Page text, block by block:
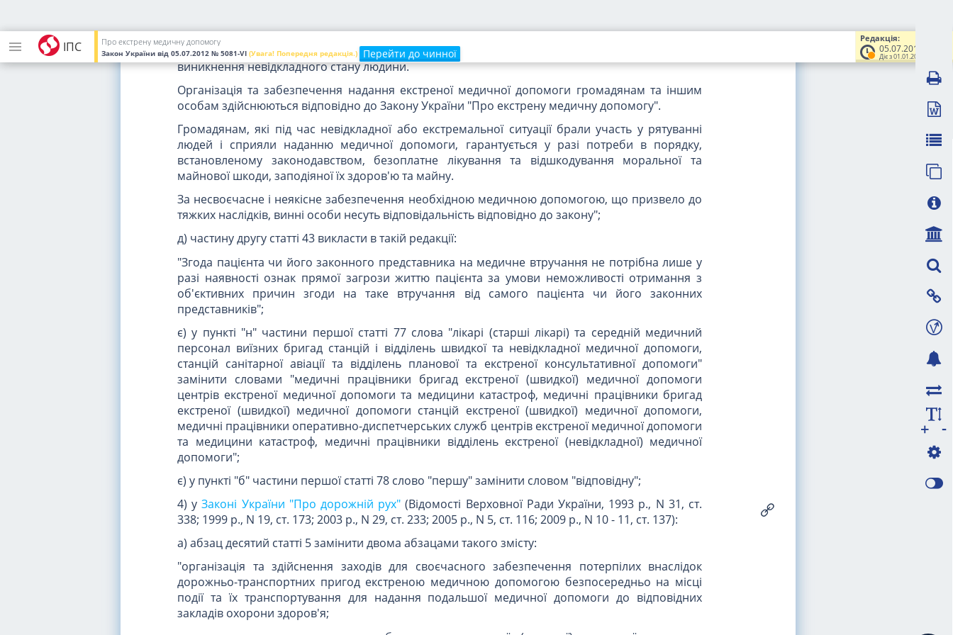
ІПС
Редакція:
05.07.2012
Діє з 01.01.2013
Про екстрену медичну допомогу
Закон України від 05.07.2012 № 5081-VI (Увага! Попередня редакція.) Перейти до чинної
ґ) текст статті 37 викласти в такій редакції:
"Медичні працівники зобов'язані невідкладно надавати необхідну медичну допомогу у разі
виникнення невідкладного стану людини.
Організація та забезпечення надання екстреної медичної допомоги громадянам та іншим
особам здійснюються відповідно до Закону України "Про екстрену медичну допомогу".
Громадянам, які під час невідкладної або екстремальної ситуації брали участь у рятуванні
людей і сприяли наданню медичної допомоги, гарантується у разі потреби в порядку,
встановленому законодавством, безоплатне лікування та відшкодування моральної та
майнової шкоди, заподіяної їх здоров'ю та майну.
За несвоєчасне і неякісне забезпечення необхідною медичною допомогою, що призвело до
тяжких наслідків, винні особи несуть відповідальність відповідно до закону";
д) частину другу статті 43 викласти в такій редакції:
"Згода пацієнта чи його законного представника на медичне втручання не потрібна лише у
разі наявності ознак прямої загрози життю пацієнта за умови неможливості отримання з
об'єктивних причин згоди на таке втручання від самого пацієнта чи його законних
представників";
є) у пункті "н" частини першої статті 77 слова "лікарі (старші лікарі) та середній медичний
персонал виїзних бригад станцій і відділень швидкої та невідкладної медичної допомоги,
станцій санітарної авіації та відділень планової та екстреної консультативної допомоги"
замінити словами "медичні працівники бригад екстреної (швидкої) медичної допомоги
центрів екстреної медичної допомоги та медицини катастроф, медичні працівники бригад
екстреної (швидкої) медичної допомоги станцій екстреної (швидкої) медичної допомоги,
медичні працівники оперативно-диспетчерських служб центрів екстреної медичної допомоги
та медицини катастроф, медичні працівники відділень екстреної (невідкладної) медичної
допомоги";
є) у пункті "б" частини першої статті 78 слово "першу" замінити словом "відповідну";
4) уЗаконі України "Про дорожній рух" (Відомості Верховної Ради України, 1993 р., N 31, ст.
338; 1999 р., N 19, ст. 173; 2003 р., N 29, ст. 233; 2005 р., N 5, ст. 116; 2009 р., N 10 - 11, ст. 137):
а) абзац десятий статті 5 замінити двома абзацами такого змісту:
"організація та здійснення заходів для своєчасного забезпечення потерпілих внаслідок
дорожньо-транспортних пригод екстреною медичною допомогою безпосередньо на місці
події та їх транспортування для надання подальшої медичної допомоги до відповідних
закладів охорони здоров'я;
-
+